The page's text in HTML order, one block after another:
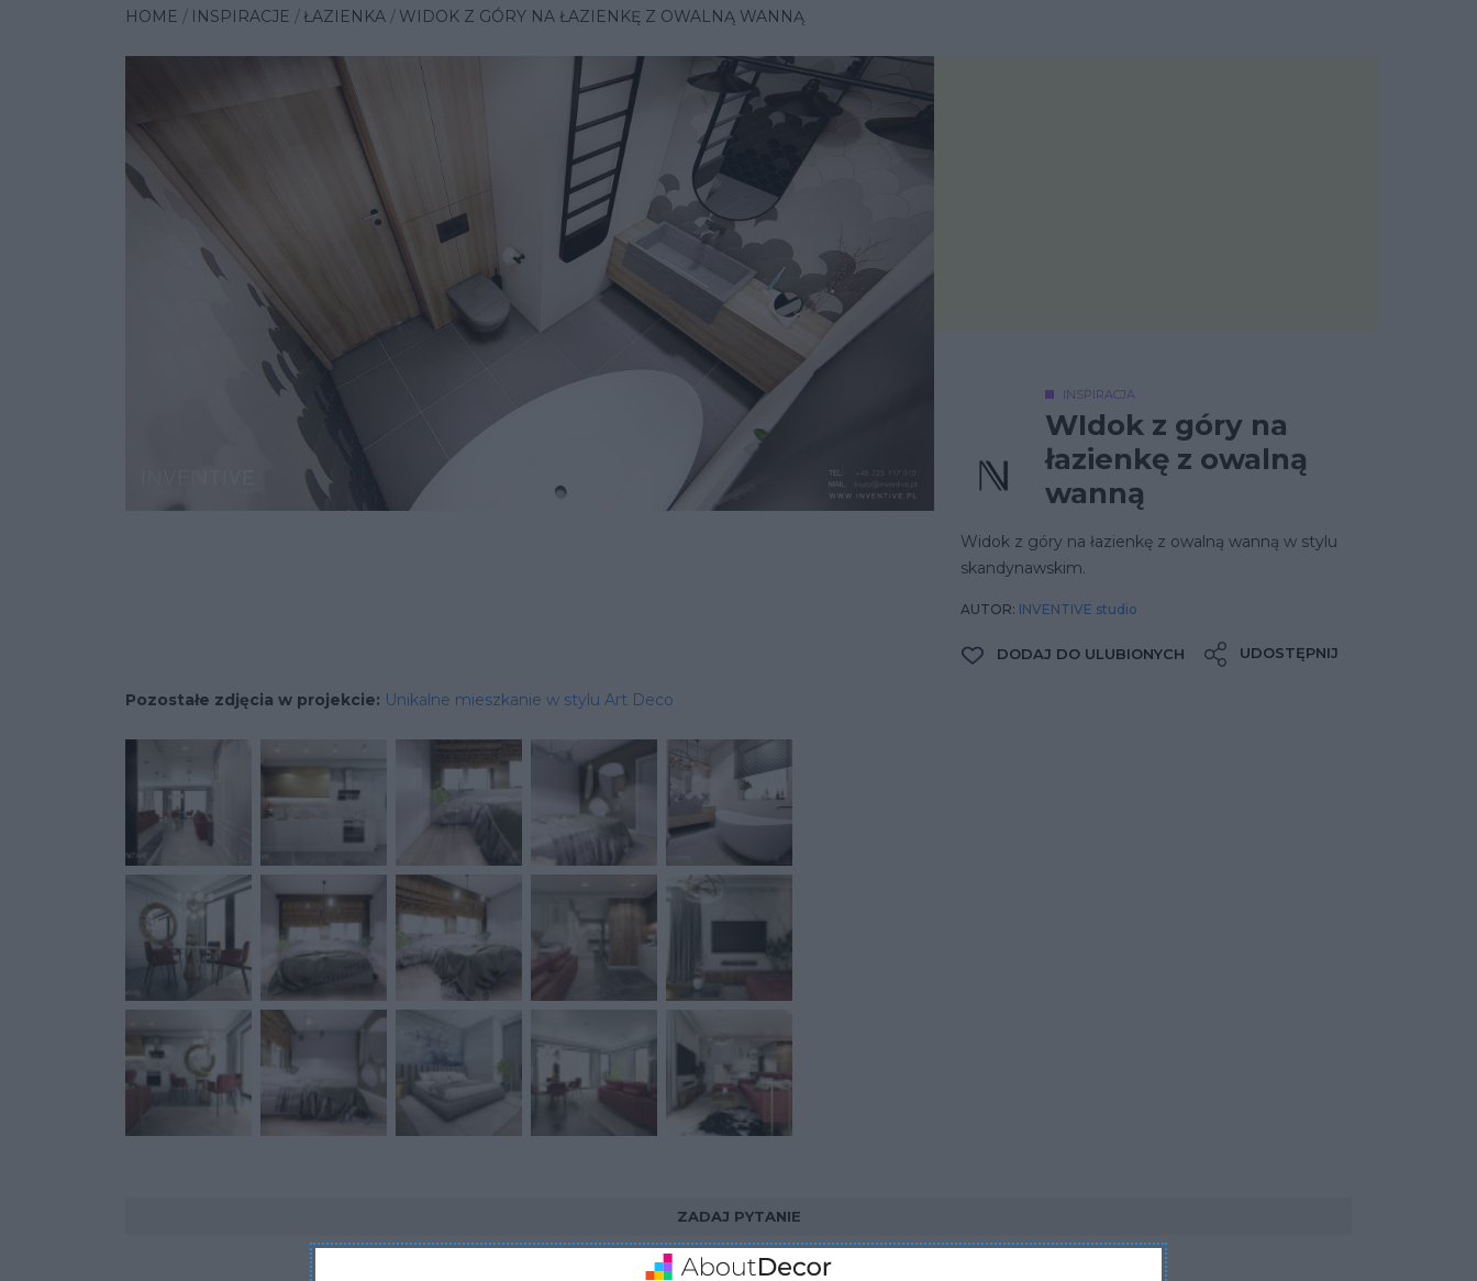
HOME INSPIRACJE ŁAZIENKA WIDOK Z GÓRY NA ŁAZIENKĘ Z OWALNĄ WANNĄ
INSPIRACJA
WIdok z góry na
łazienkę z owalną
wanną
Widok z góry na łazienkę z owalną wanną w stylu
skandynawskim.
AUTOR: INVENTIVE studio
DODAJ DO ULUBIONYCH UDOSTĘPNIJ
Pozostałe zdjęcia w projekcie: Unikalne mieszkanie w stylu Art Deco
ZADAJ PYTANIE